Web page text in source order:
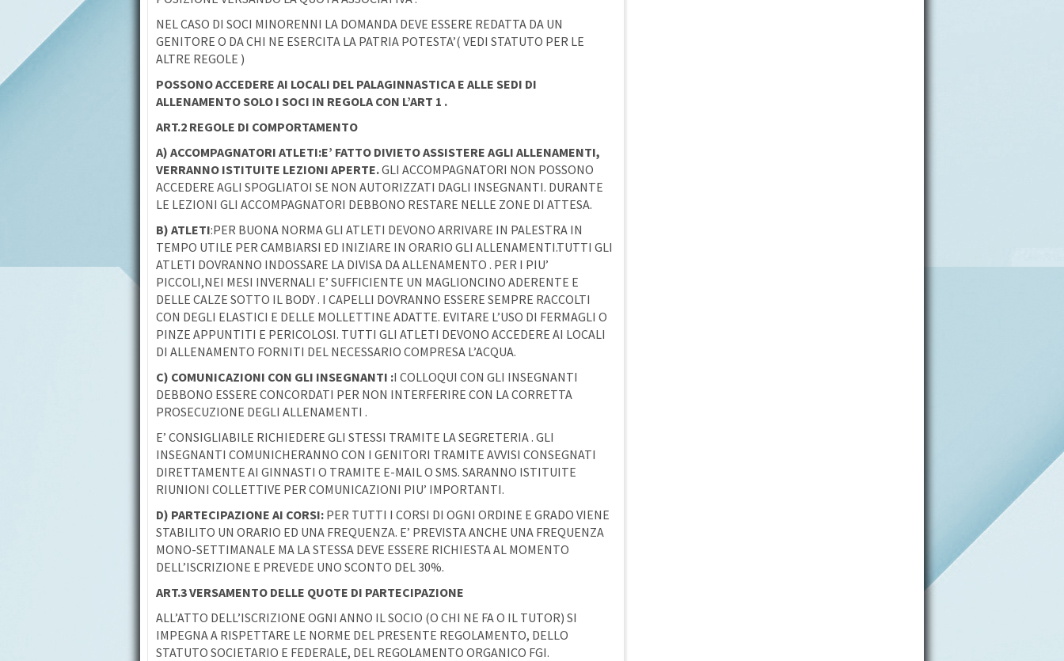
NEL CASO DI SOCI MINORENNI LA DOMANDA DEVE ESSERE REDATTA DA UN
GENITORE O DA CHI NE ESERCITA LA PATRIA POTESTA’( VEDI STATUTO PER LE
ALTRE REGOLE )
POSSONO ACCEDERE AI LOCALI DEL PALAGINNASTICA E ALLE SEDI DI
ALLENAMENTO SOLO I SOCI IN REGOLA CON L’ART 1 .
ART.2 REGOLE DI COMPORTAMENTO
A) ACCOMPAGNATORI ATLETI:E’ FATTO DIVIETO ASSISTERE AGLI ALLENAMENTI,
VERRANNO ISTITUITE LEZIONI APERTE.GLI ACCOMPAGNATORI NON POSSONO
ACCEDERE AGLI SPOGLIATOI SE NON AUTORIZZATI DAGLI INSEGNANTI. DURANTE
LE LEZIONI GLI ACCOMPAGNATORI DEBBONO RESTARE NELLE ZONE DI ATTESA.
B) ATLETI:PER BUONA NORMA GLI ATLETI DEVONO ARRIVARE IN PALESTRA IN
TEMPO UTILE PER CAMBIARSI ED INIZIARE IN ORARIO GLI ALLENAMENTI.TUTTI GLI
ATLETI DOVRANNO INDOSSARE LA DIVISA DA ALLENAMENTO . PER I PIU’
PICCOLI,NEI MESI INVERNALI E’ SUFFICIENTE UN MAGLIONCINO ADERENTE E
DELLE CALZE SOTTO IL BODY . I CAPELLI DOVRANNO ESSERE SEMPRE RACCOLTI
CON DEGLI ELASTICI E DELLE MOLLETTINE ADATTE. EVITARE L’USO DI FERMAGLI O
PINZE APPUNTITI E PERICOLOSI. TUTTI GLI ATLETI DEVONO ACCEDERE AI LOCALI
DI ALLENAMENTO FORNITI DEL NECESSARIO COMPRESA L’ACQUA.
C) COMUNICAZIONI CON GLI INSEGNANTI :I COLLOQUI CON GLI INSEGNANTI
DEBBONO ESSERE CONCORDATI PER NON INTERFERIRE CON LA CORRETTA
PROSECUZIONE DEGLI ALLENAMENTI .
E’ CONSIGLIABILE RICHIEDERE GLI STESSI TRAMITE LA SEGRETERIA . GLI
INSEGNANTI COMUNICHERANNO CON I GENITORI TRAMITE AVVISI CONSEGNATI
DIRETTAMENTE AI GINNASTI O TRAMITE E-MAIL O SMS. SARANNO ISTITUITE
RIUNIONI COLLETTIVE PER COMUNICAZIONI PIU’ IMPORTANTI.
D) PARTECIPAZIONE AI CORSI: PER TUTTI I CORSI DI OGNI ORDINE E GRADO VIENE
STABILITO UN ORARIO ED UNA FREQUENZA. E’ PREVISTA ANCHE UNA FREQUENZA
MONO-SETTIMANALE MA LA STESSA DEVE ESSERE RICHIESTA AL MOMENTO
DELL’ISCRIZIONE E PREVEDE UNO SCONTO DEL 30%.
ART.3 VERSAMENTO DELLE QUOTE DI PARTECIPAZIONE
ALL’ATTO DELL’ISCRIZIONE OGNI ANNO IL SOCIO (O CHI NE FA O IL TUTOR) SI
IMPEGNA A RISPETTARE LE NORME DEL PRESENTE REGOLAMENTO, DELLO
STATUTO SOCIETARIO E FEDERALE, DEL REGOLAMENTO ORGANICO FGI.